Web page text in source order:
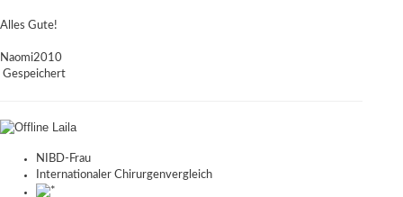
Alles Gute!
Naomi2010
Gespeichert
Laila
NIBD-Frau
Internationaler Chirurgenvergleich